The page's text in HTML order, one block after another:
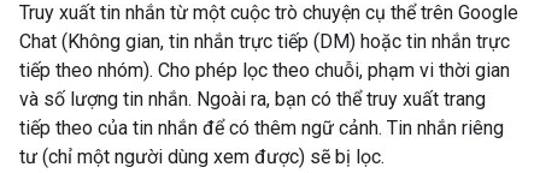
Truy xuất tin nhắn từ một cuộc trò chuyện cụ thể trên Google
Chat (Không gian, tin nhắn trực tiếp (DM) hoặc tin nhắn trực
tiếp theo nhóm). Cho phép lọc theo chuỗi, phạm vi thời gian
và số lượng tin nhắn. Ngoài ra, bạn có thể truy xuất trang
tiếp theo của tin nhắn để có thêm ngữ cảnh. Tin nhắn riêng
tư (chỉ một người dùng xem được) sẽ bị lọc.